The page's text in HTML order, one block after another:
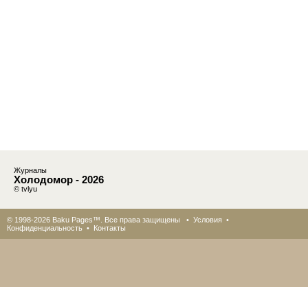
Журналы
Холодомор - 2026
© tvlyu
© 1998-2026 Baku Pages™. Все права защищены • Условия •
Конфиденциальность • Контакты